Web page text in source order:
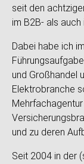
seit den
im B2B- als auch
Dabei habe ich
und Großhandel
Elektrobranche
und zu deren
Seit 2004 in der